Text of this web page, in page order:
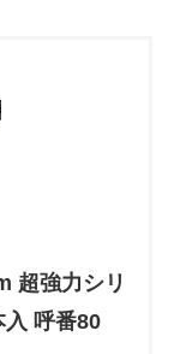
超強力シリ
入 呼番80